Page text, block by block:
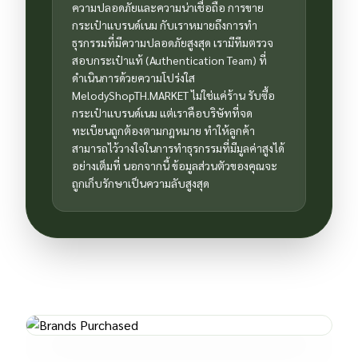
ความปลอดภัยและความน่าเชื่อถือ การขาย
กระเป๋าแบรนด์เนม กับเราหมายถึงการทำ
ธุรกรรมที่มีความปลอดภัยสูงสุด เรามีทีมตรวจ
สอบกระเป๋าแท้ (Authentication Team) ที่
ดำเนินการด้วยความโปร่งใส
MelodyShopTH.MARKET ไม่ใช่แค่ร้าน รับซื้อ
กระเป๋าแบรนด์เนม แต่เราคือบริษัทที่จด
ทะเบียนถูกต้องตามกฎหมาย ทำให้ลูกค้า
สามารถไว้วางใจในการทำธุรกรรมที่มีมูลค่าสูงได้
อย่างเต็มที่ นอกจากนี้ ข้อมูลส่วนตัวของคุณจะ
ถูกเก็บรักษาเป็นความลับสูงสุด